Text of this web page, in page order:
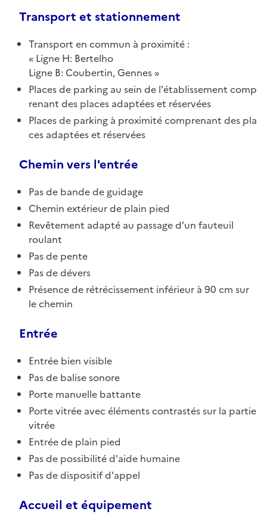
Transport et stationnement
Transport en commun à proximité :
Ligne H: Bertelho
Ligne B: Coubertin, Gennes
Places de parking au sein de l'établissement comp
renant des places adaptées et réservées
Places de parking à proximité comprenant des pla
ces adaptées et réservées
Chemin vers l'entrée
Pas de bande de guidage
Chemin extérieur de plain pied
Revêtement adapté au passage d’un fauteuil
roulant
Pas de pente
Pas de dévers
Présence de rétrécissement inférieur à 90 cm sur
le chemin
Entrée
Entrée bien visible
Pas de balise sonore
Porte manuelle battante
Porte vitrée avec éléments contrastés sur la partie
vitrée
Entrée de plain pied
Pas de possibilité d'aide humaine
Pas de dispositif d'appel
Accueil et équipement